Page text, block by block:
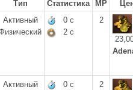
Тип Статистика MP
Активный
0 с
2 с
2
Активный
0 с
2